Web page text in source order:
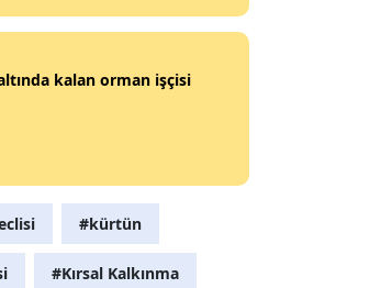
Batman
Şırnak
Iğdır
Yalova
kalan orman işçisi
#kürtün
#Kırsal Kalkınma